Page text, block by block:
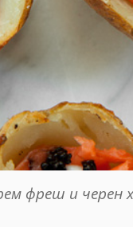
фреш и черен